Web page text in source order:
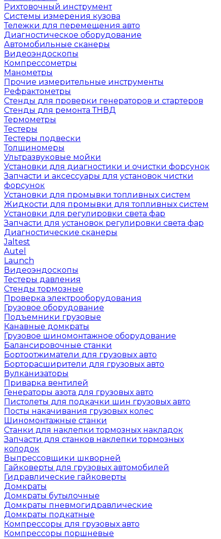
Рихтовочный инструмент
Системы измерения кузова
Тележки для перемещения авто
Диагностическое оборудование
Автомобильные сканеры
Видеоэндоскопы
Компрессометры
Манометры
Прочие измерительные инструменты
Рефрактометры
Стенды для проверки генераторов и стартеров
Стенды для ремонта ТНВД
Термометры
Тестеры
Тестеры подвески
Толщиномеры
Ультразвуковые мойки
Установки для диагностики и очистки форсунок
Запчасти и аксессуары для установок чистки
форсунок
Установки для промывки топливных систем
Жидкости для промывки для топливных систем
Установки для регулировки света фар
Запчасти для установок регулировки света фар
Диагностические сканеры
Jaltest
Autel
Launch
Видеоэндоскопы
Тестеры давления
Стенды тормозные
Проверка электрооборудования
Грузовое оборудование
Подъемники грузовые
Канавные домкраты
Грузовое шиномонтажное оборудование
Балансировочные станки
Бортоотжиматели для грузовых авто
Борторасширители для грузовых авто
Вулканизаторы
Приварка вентилей
Генераторы азота для грузовых авто
Пистолеты для подкачки шин грузовых авто
Посты накачивания грузовых колес
Шиномонтажные станки
Станки для наклепки тормозных накладок
Запчасти для станков наклепки тормозных
колодок
Выпрессовщики шкворней
Гайковерты для грузовых автомобилей
Гидравлические гайковерты
Домкраты
Домкраты бутылочные
Домкраты пневмогидравлические
Домкраты подкатные
Компрессоры для грузовых авто
Компрессоры поршневые